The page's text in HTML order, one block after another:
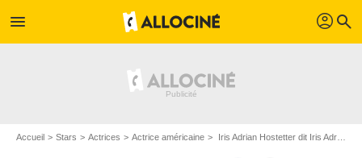
menu profil search
Accueil Stars Actrices Actrice américaine Iris Adrian Hostetter dit Iris Adrian